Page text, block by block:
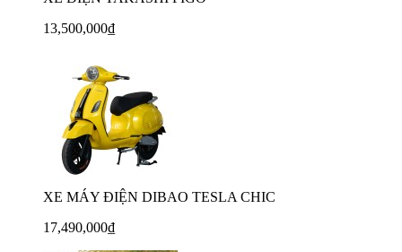
13,500,000₫
XE MÁY ĐIỆN DIBAO TESLA CHIC
17,490,000₫